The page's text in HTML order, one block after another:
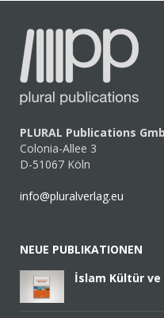
PLURAL Publications
Colonia-Allee 3
D-51067 Köln
info@pluralverlag.eu
NEUE PUBLIKATIONEN
İslam Kültür ve